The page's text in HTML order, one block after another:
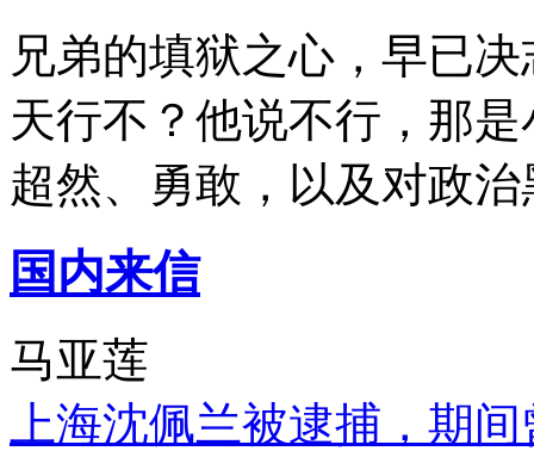
兄弟的填狱之心，早已
天行不？他说不行，那
超然、勇敢，以及对政
国内来信
马亚莲
上海沈佩兰被逮捕，期